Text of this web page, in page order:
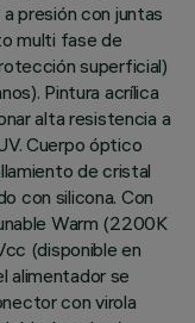
presión con juntas
multi fase de
superficial)
Pintura acrílica
alta resistencia a
Cuerpo óptico
de cristal
con silicona. Con
Warm (2200K
(disponible en
alimentador se
con virola